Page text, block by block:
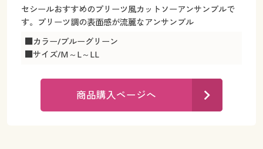
大きいサイズ 事務・制服
カタログ・チラシからのご注文
デジタルカタログ
会員メニュー
セシールおすすめのプリーツ風カットソーアンサンブルで
す。プリーツ調の表面感が流麗なアンサンブル
■カラー/ブルーグリーン
■サイズ/M～L～LL
商品購入ページへ